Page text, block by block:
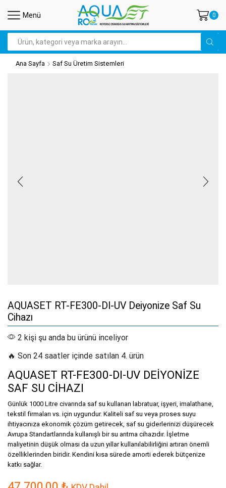
Menü 0
Arama
Ana Sayfa Saf Su Üretim Sistemleri
AQUASET RT-FE300-DI-UV Deiyonize Saf Su
Cihazı
2 kişi şu anda bu ürünü inceliyor
🔥 Son 24 saatler içinde satılan 4. ürün
AQUASET RT-FE300-DI-UV DEİYONİZE
SAF SU CİHAZI
Günlük 1000 Litre civarında saf su kullanan labratuar, işyeri, imalathane,
tekstil firmaları vs. için uygundur. Kaliteli saf su veya proses suyu
ihtiyacınıza ekonomik çözüm getirecek, saf su giderlerinizi düşürecek
Avrupa Standartlarında kullanışlı bir su arıtma cihazıdır. İşletme
maliyetinin düşük olması da uzun yıllar kullanılabilirliğini artıran önemli
özelliklerinden biridir. Kendini kısa sürede amorti ederek bütçenize
katkı sağlar.